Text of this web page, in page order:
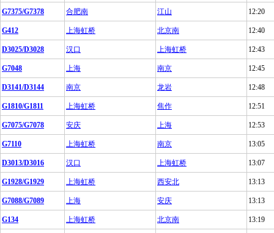
G7375/G7378 合肥南 江山 12:20
G412 上海虹桥 北京南 12:40
D3025/D3028 汉口 上海虹桥 12:43
G7048 上海 南京 12:45
D3141/D3144 南京 龙岩 12:48
G1810/G1811 上海虹桥 焦作 12:51
G7075/G7078 安庆 上海 12:53
G7110 上海虹桥 南京 13:05
D3013/D3016 汉口 上海虹桥 13:07
G1928/G1929 上海虹桥 西安北 13:13
G7088/G7089 上海 安庆 13:13
G134 上海虹桥 北京南 13:19